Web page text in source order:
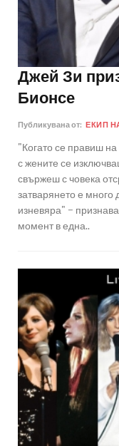
Джей Зи
Бионсе
Публикувана от: ЕКИП
"Когато се правиш
с жените се
свържеш с човека
затварянето е много
изневяра" −
момент в една..